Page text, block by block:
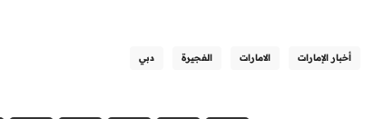
أخبار الإمارات الامارات الفجيرة دبي